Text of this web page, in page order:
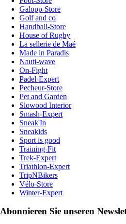
Galopp-Store
Golf and co
Handball-Store
House of Rugby
La sellerie de Maé
Made in Paradis
Nauti-wave
On-Fight
Padel-Expert
Pecheur-Store
Pet and Garden
Slowood Interior
Smash-Expert
Sneak'In
Sneakids
Sport is good
Training-Fit
Trek-Expert
Triathlon-Expert
TripNBikers
Vélo-Store
Winter-Expert
Abonnieren Sie unseren